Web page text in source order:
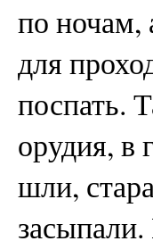
по ночам,
для
поспать.
орудия, в
шли,